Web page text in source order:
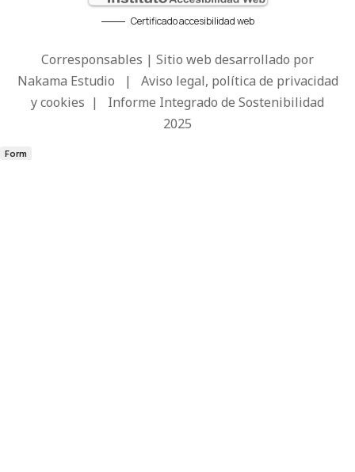
Certificado accesibilidad web
Corresponsables | Sitio web desarrollado por
Nakama Estudio | Aviso legal, política de privacidad
y cookies | Informe Integrado de Sostenibilidad
2025
Form